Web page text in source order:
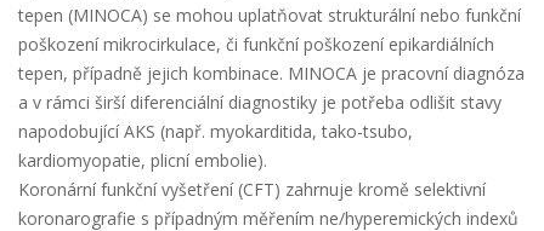
tepen (MINOCA) se mohou uplatňovat strukturální nebo funkční
poškození mikrocirkulace, či funkční poškození epikardiálních
tepen, případně jejich kombinace. MINOCA je pracovní diagnóza
a v rámci širší diferenciální diagnostiky je potřeba odlišit stavy
napodobující AKS (např. myokarditida, tako-tsubo,
kardiomyopatie, plicní embolie).
Koronární funkční vyšetření (CFT) zahrnuje kromě selektivní
koronarografie s případným měřením ne/hyperemických indexů